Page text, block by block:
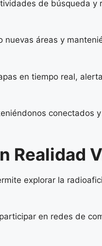
de búsqueda
áreas y
en tiempo real,
conectados
Realidad
explorar la
en redes de